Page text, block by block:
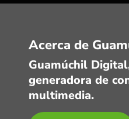
Acerca de
Guamúchil
generadora de
multimedia.